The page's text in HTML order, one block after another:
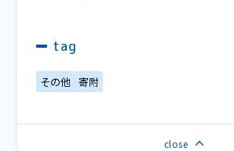
定款
財政現況
特例民法法人への該当性について
教育・研究
寄附
tag
その他 寄附
close